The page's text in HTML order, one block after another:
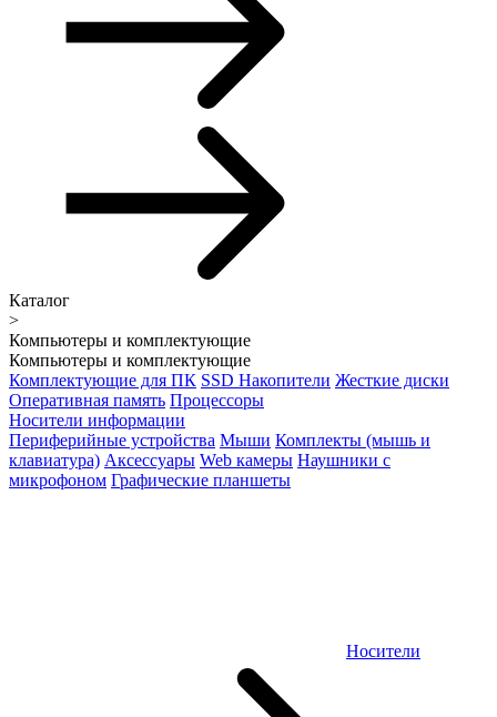
Каталог
>
Компьютеры и комплектующие
Компьютеры и комплектующие
Комплектующие для ПК SSD Накопители Жесткие диски
Оперативная память Процессоры
Носители информации
Периферийные устройства Мыши Комплекты (мышь и
клавиатура) Аксессуары Web камеры Наушники с
микрофоном Графические планшеты
Носители